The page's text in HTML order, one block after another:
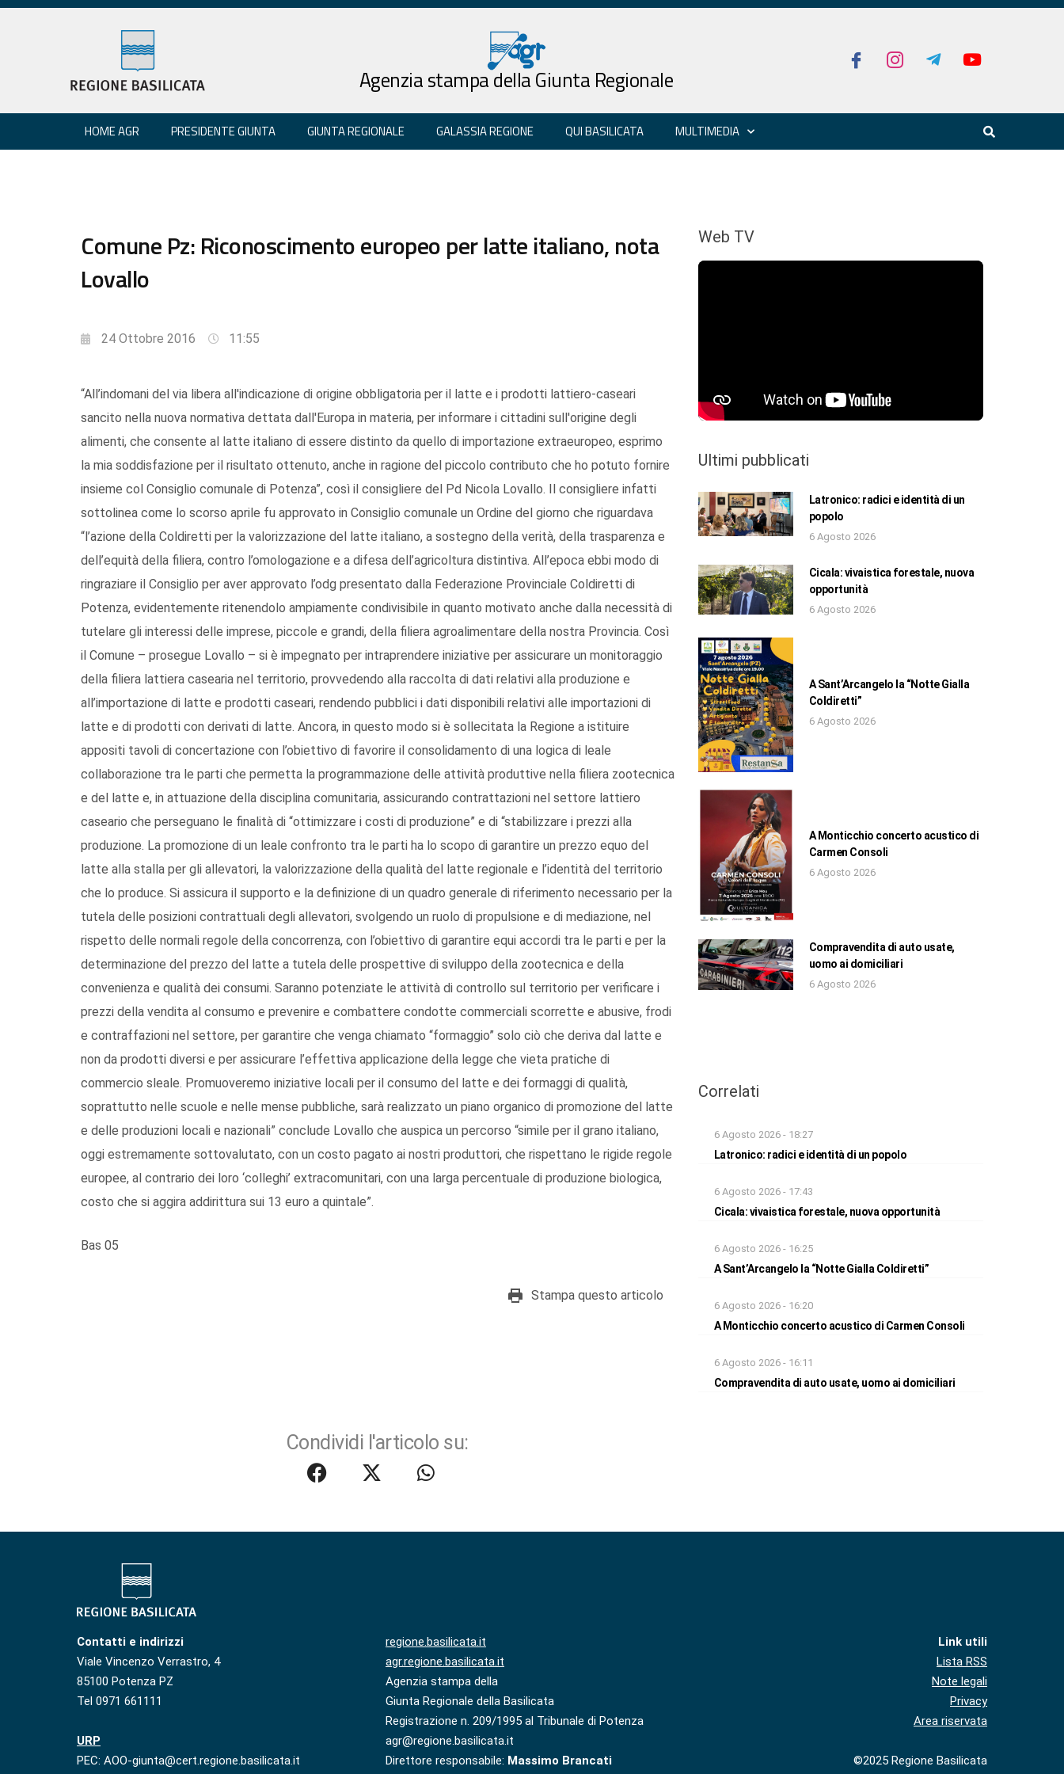
Agenzia stampa della Giunta Regionale
HOME AGR PRESIDENTE GIUNTA GIUNTA REGIONALE GALASSIA REGIONE QUI BASILICATA MULTIMEDIA
Comune Pz: Riconoscimento europeo per latte italiano, nota
Lovallo
24 Ottobre 2016 11:55
“All’indomani del via libera all'indicazione di origine obbligatoria per il latte e i prodotti lattiero-caseari
sancito nella nuova normativa dettata dall'Europa in materia, per informare i cittadini sull'origine degli
alimenti, che consente al latte italiano di essere distinto da quello di importazione extraeuropeo, esprimo
la mia soddisfazione per il risultato ottenuto, anche in ragione del piccolo contributo che ho potuto fornire
insieme col Consiglio comunale di Potenza”, così il consigliere del Pd Nicola Lovallo. Il consigliere infatti
sottolinea come lo scorso aprile fu approvato in Consiglio comunale un Ordine del giorno che riguardava
“l’azione della Coldiretti per la valorizzazione del latte italiano, a sostegno della verità, della trasparenza e
dell’equità della filiera, contro l’omologazione e a difesa dell’agricoltura distintiva. All’epoca ebbi modo di
ringraziare il Consiglio per aver approvato l’odg presentato dalla Federazione Provinciale Coldiretti di
Potenza, evidentemente ritenendolo ampiamente condivisibile in quanto motivato anche dalla necessità di
tutelare gli interessi delle imprese, piccole e grandi, della filiera agroalimentare della nostra Provincia. Così
il Comune – prosegue Lovallo – si è impegnato per intraprendere iniziative per assicurare un monitoraggio
della filiera lattiera casearia nel territorio, provvedendo alla raccolta di dati relativi alla produzione e
all’importazione di latte e prodotti caseari, rendendo pubblici i dati disponibili relativi alle importazioni di
latte e di prodotti con derivati di latte. Ancora, in questo modo si è sollecitata la Regione a istituire
appositi tavoli di concertazione con l’obiettivo di favorire il consolidamento di una logica di leale
collaborazione tra le parti che permetta la programmazione delle attività produttive nella filiera zootecnica
e del latte e, in attuazione della disciplina comunitaria, assicurando contrattazioni nel settore lattiero
caseario che perseguano le finalità di “ottimizzare i costi di produzione” e di “stabilizzare i prezzi alla
produzione. La promozione di un leale confronto tra le parti ha lo scopo di garantire un prezzo equo del
latte alla stalla per gli allevatori, la valorizzazione della qualità del latte regionale e l’identità del territorio
che lo produce. Si assicura il supporto e la definizione di un quadro generale di riferimento necessario per la
tutela delle posizioni contrattuali degli allevatori, svolgendo un ruolo di propulsione e di mediazione, nel
rispetto delle normali regole della concorrenza, con l’obiettivo di garantire equi accordi tra le parti e per la
determinazione del prezzo del latte a tutela delle prospettive di sviluppo della zootecnica e della
convenienza e qualità dei consumi. Saranno potenziate le attività di controllo sul territorio per verificare i
prezzi della vendita al consumo e prevenire e combattere condotte commerciali scorrette e abusive, frodi
e contraffazioni nel settore, per garantire che venga chiamato “formaggio” solo ciò che deriva dal latte e
non da prodotti diversi e per assicurare l’effettiva applicazione della legge che vieta pratiche di
commercio sleale. Promuoveremo iniziative locali per il consumo del latte e dei formaggi di qualità,
soprattutto nelle scuole e nelle mense pubbliche, sarà realizzato un piano organico di promozione del latte
e delle produzioni locali e nazionali” conclude Lovallo che auspica un percorso “simile per il grano italiano,
oggi estremamente sottovalutato, con un costo pagato ai nostri produttori, che rispettano le rigide regole
europee, al contrario dei loro ‘colleghi’ extracomunitari, con una larga percentuale di produzione biologica,
costo che si aggira addirittura sui 13 euro a quintale”.
Bas 05
Stampa questo articolo
Condividi l'articolo su:
Web TV
Ultimi pubblicati
Latronico: radici e identità di un
popolo
6 Agosto 2026
Cicala: vivaistica forestale, nuova
opportunità
6 Agosto 2026
A Sant’Arcangelo la “Notte Gialla
Coldiretti”
6 Agosto 2026
A Monticchio concerto acustico di
Carmen Consoli
6 Agosto 2026
Compravendita di auto usate,
uomo ai domiciliari
6 Agosto 2026
Correlati
6 Agosto 2026 - 18:27
Latronico: radici e identità di un popolo
6 Agosto 2026 - 17:43
Cicala: vivaistica forestale, nuova opportunità
6 Agosto 2026 - 16:25
A Sant’Arcangelo la “Notte Gialla Coldiretti”
6 Agosto 2026 - 16:20
A Monticchio concerto acustico di Carmen Consoli
6 Agosto 2026 - 16:11
Compravendita di auto usate, uomo ai domiciliari
Contatti e indirizzi
Viale Vincenzo Verrastro, 4
85100 Potenza PZ
Tel 0971 661111
URP
PEC: AOO-giunta@cert.regione.basilicata.it
regione.basilicata.it
agr.regione.basilicata.it
Agenzia stampa della
Giunta Regionale della Basilicata
Registrazione n. 209/1995 al Tribunale di Potenza
agr@regione.basilicata.it
Direttore responsabile: Massimo Brancati
Link utili
Lista RSS
Note legali
Privacy
Area riservata
©2025 Regione Basilicata